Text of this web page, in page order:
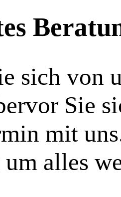
sich von
Sie
mit
alles